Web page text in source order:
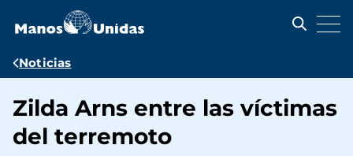
contenido
Ruta
navegación
Noticias
Zilda Arns entre las víctimas
del terremoto